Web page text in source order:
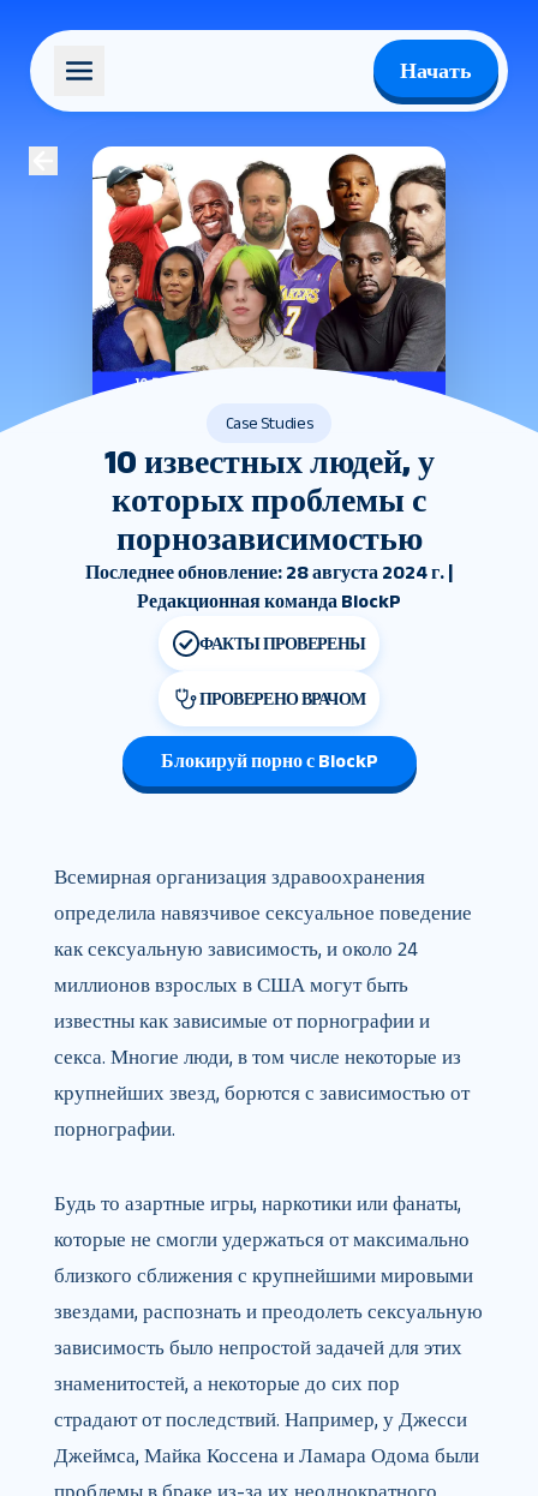
Начать
Case Studies
10 известных людей, у
которых проблемы с
порнозависимостью
Последнее обновление: 28 августа 2024 г. |
Редакционная команда BlockP
ФАКТЫ ПРОВЕРЕНЫ
ПРОВЕРЕНО ВРАЧОМ
Блокируй порно с BlockP
Всемирная организация здравоохранения
определила навязчивое сексуальное поведение
как сексуальную зависимость, и около 24
миллионов взрослых в США могут быть
известны как зависимые от порнографии и
секса. Многие люди, в том числе некоторые из
крупнейших звезд, борются с зависимостью от
порнографии.
Будь то азартные игры, наркотики или фанаты,
которые не смогли удержаться от максимально
близкого сближения с крупнейшими мировыми
звездами, распознать и преодолеть сексуальную
зависимость было непростой задачей для этих
знаменитостей, а некоторые до сих пор
страдают от последствий. Например, у Джесси
Джеймса, Майка Коссена и Ламара Одома были
проблемы в браке из-за их неоднократного